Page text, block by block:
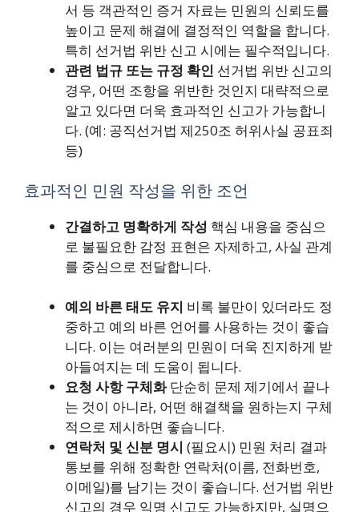
서 등 객관적인 증거 자료는 민원의 신뢰도를
높이고 문제 해결에 결정적인 역할을 합니다.
특히 선거법 위반 신고 시에는 필수적입니다.
관련 법규 또는 규정 확인 선거법 위반 신고의
경우, 어떤 조항을 위반한 것인지 대략적으로
알고 있다면 더욱 효과적인 신고가 가능합니
다. (예: 공직선거법 제250조 허위사실 공표죄
등)
효과적인 민원 작성을 위한 조언
간결하고 명확하게 작성 핵심 내용을 중심으
로 불필요한 감정 표현은 자제하고, 사실 관계
를 중심으로 전달합니다.
예의 바른 태도 유지 비록 불만이 있더라도 정
중하고 예의 바른 언어를 사용하는 것이 좋습
니다. 이는 여러분의 민원이 더욱 진지하게 받
아들여지는 데 도움이 됩니다.
요청 사항 구체화단순히 문제 제기에서 끝나
는 것이 아니라, 어떤 해결책을 원하는지 구체
적으로 제시하면 좋습니다.
연락처 및 신분 명시 (필요시) 민원 처리 결과
통보를 위해 정확한 연락처(이름, 전화번호,
이메일)를 남기는 것이 좋습니다. 선거법 위반
신고의 경우 익명 신고도 가능하지만, 실명으